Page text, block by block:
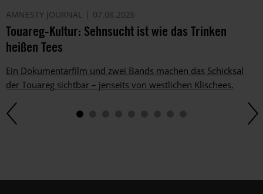
AMNESTY JOURNAL 07.08.2026
Touareg-Kultur: Sehnsucht ist wie das Trinken
heißen Tees
Ein Dokumentarfilm und zwei Bands machen das Schicksal
der Touareg sichtbar – jenseits von westlichen Klischees.